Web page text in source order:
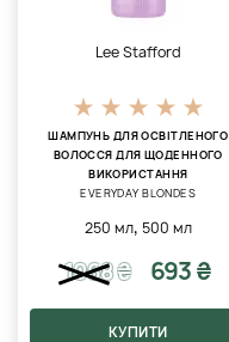
Lee Stafford
ШАМПУНЬ ДЛЯ ОСВІТЛЕНОГО
ВОЛОССЯ ДЛЯ ЩОДЕННОГО
ВИКОРИСТАННЯ
EVERYDAY BLONDES
250 мл, 500 мл
1068₴ 693 ₴
КУПИТИ